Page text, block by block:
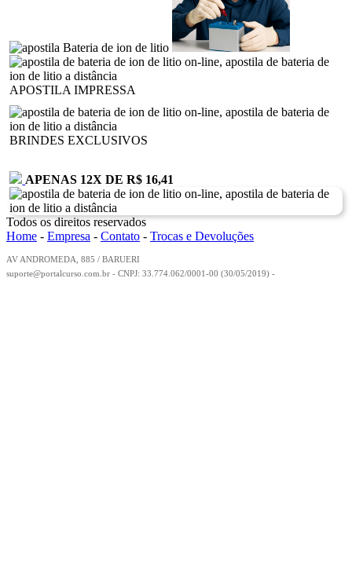
APOSTILA IMPRESSA
BRINDES EXCLUSIVOS
APENAS 12X DE R$ 16,41
Todos os direitos reservados
Home - Empresa - Contato - Trocas e Devoluções
AV ANDROMEDA, 885 / BARUERI
suporte@portalcurso.com.br - CNPJ: 33.774.062/0001-00 (30/05/2019) -